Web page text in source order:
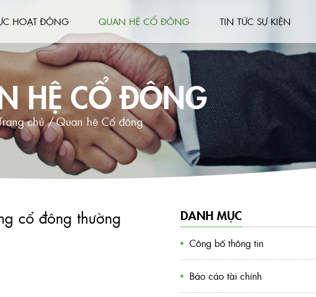
HOẠT ĐỘNG QUAN HỆ CỔ ĐÔNG TIN TỨC SỰ KIỆN
HỆ CỔ ĐÔNG
chủ /Quan hệ Cổ đông
cổ đông thường
DANH MỤC
Công bố thông tin
Báo cáo tài chính